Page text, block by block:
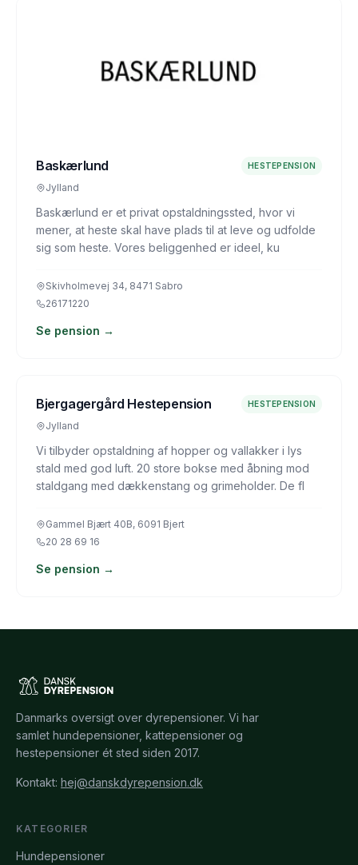
Baskærlund HESTEPENSION
Jylland
Baskærlund er et privat opstaldningssted, hvor vi
mener, at heste skal have plads til at leve og udfolde
sig som heste. Vores beliggenhed er ideel, ku
Skivholmevej 34, 8471 Sabro
26171220
Se pension →
Bjergagergård Hestepension HESTEPENSION
Jylland
Vi tilbyder opstaldning af hopper og vallakker i lys
stald med god luft. 20 store bokse med åbning mod
staldgang med dækkenstang og grimeholder. De fl
Gammel Bjært 40B, 6091 Bjert
20 28 69 16
Se pension →
Danmarks oversigt over dyrepensioner. Vi har
samlet hundepensioner, kattepensioner og
hestepensioner ét sted siden 2017.
Kontakt: hej@danskdyrepension.dk
KATEGORIER
Hundepensioner